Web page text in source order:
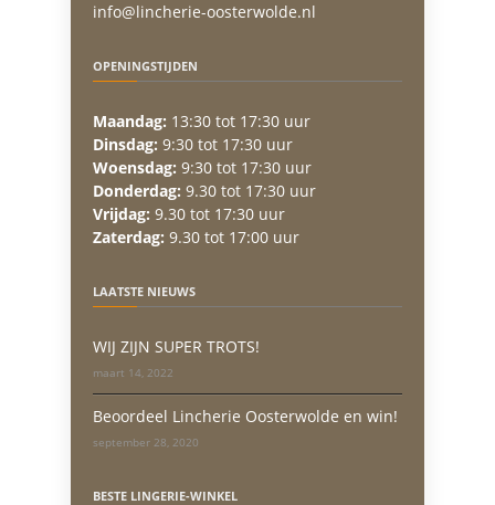
info@lincherie-oosterwolde.nl
OPENINGSTIJDEN
Maandag: 13:30 tot 17:30 uur
Dinsdag: 9:30 tot 17:30 uur
Woensdag: 9:30 tot 17:30 uur
Donderdag: 9.30 tot 17:30 uur
Vrijdag: 9.30 tot 17:30 uur
Zaterdag: 9.30 tot 17:00 uur
LAATSTE NIEUWS
WIJ ZIJN SUPER TROTS!
maart 14, 2022
Beoordeel Lincherie Oosterwolde en win!
september 28, 2020
BESTE LINGERIE-WINKEL